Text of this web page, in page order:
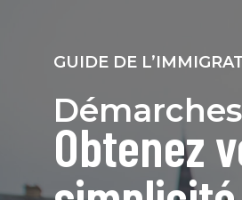
GUIDE DE
Obtenez